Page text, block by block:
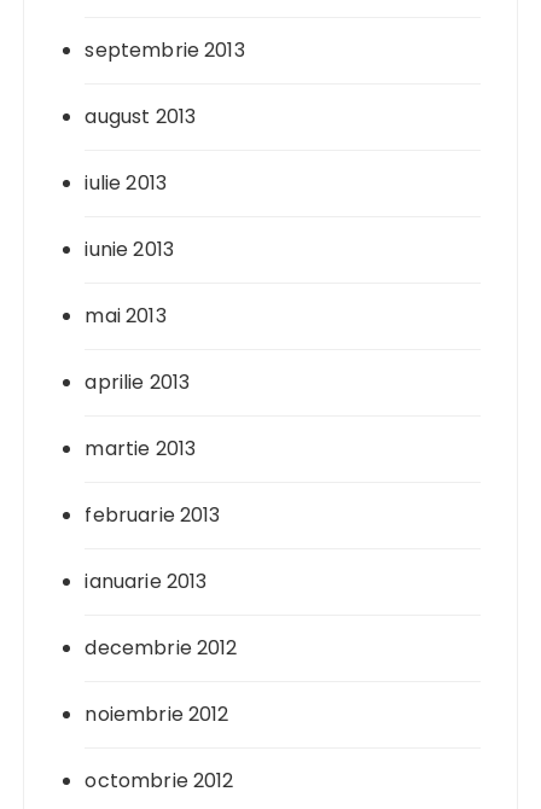
septembrie 2013
august 2013
iulie 2013
iunie 2013
mai 2013
aprilie 2013
martie 2013
februarie 2013
ianuarie 2013
decembrie 2012
noiembrie 2012
octombrie 2012